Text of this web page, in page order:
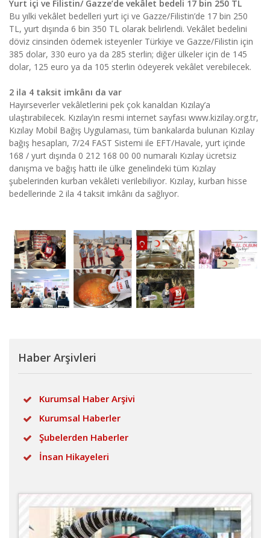
Yurt içi ve Filistin/ Gazze’de vekâlet bedeli 17 bin 250 TL
Bu yılki vekâlet bedelleri yurt içi ve Gazze/Filistin’de 17 bin 250
TL, yurt dışında 6 bin 350 TL olarak belirlendi. Vekâlet bedelini
döviz cinsinden ödemek isteyenler Türkiye ve Gazze/Filistin için
385 dolar, 330 euro ya da 285 sterlin; diğer ülkeler için de 145
dolar, 125 euro ya da 105 sterlin ödeyerek vekâlet verebilecek.
2 ila 4 taksit imkânı da var
Hayırseverler vekâletlerini pek çok kanaldan Kızılay’a
ulaştırabilecek. Kızılay’ın resmi internet sayfası www.kizilay.org.tr,
Kızılay Mobil Bağış Uygulaması, tüm bankalarda bulunan Kızılay
bağış hesapları, 7/24 FAST Sistemi ile EFT/Havale, yurt içinde
168 / yurt dışında 0 212 168 00 00 numaralı Kızılay ücretsiz
danışma ve bağış hattı ile ülke genelindeki tüm Kızılay
şubelerinden kurban vekâleti verilebiliyor. Kızılay, kurban hisse
bedellerinde 2 ila 4 taksit imkânı da sağlıyor.
Haber Arşivleri
Kurumsal Haber Arşivi
Kurumsal Haberler
Şubelerden Haberler
İnsan Hikayeleri